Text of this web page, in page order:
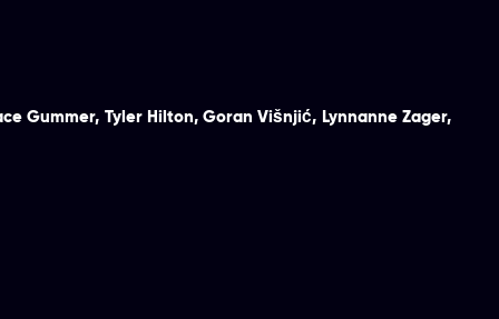
Gummer, Tyler Hilton, Goran Višnjić, Lynnanne Zager,